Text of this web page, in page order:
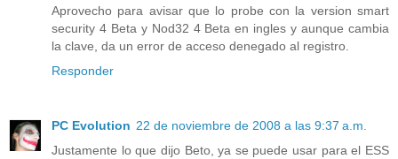
Aprovecho para avisar que lo probe con la version smart
security 4 Beta y Nod32 4 Beta en ingles y aunque cambia
la clave, da un error de acceso denegado al registro.
Responder
PC Evolution 22 de noviembre de 2008 a las 9:37 a.m.
Justamente lo que dijo Beto, ya se puede usar para el ESS